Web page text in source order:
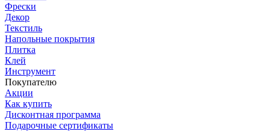
Фрески
Декор
Текстиль
Напольные покрытия
Плитка
Клей
Инструмент
Покупателю
Акции
Как купить
Дисконтная программа
Подарочные сертификаты